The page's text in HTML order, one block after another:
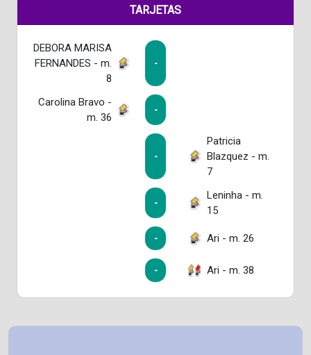
TARJETAS
DEBORA MARISA
FERNANDES - m.
8
-
Carolina Bravo -
m. 36
-
-
Patricia
Blazquez - m.
7
-
Leninha - m.
15
- Ari - m. 26
- Ari - m. 38